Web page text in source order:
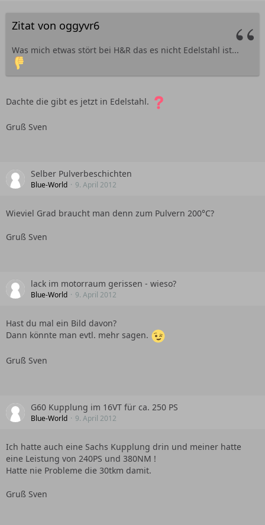
Zitat von oggyvr6
Was mich etwas stört bei H&R das es nicht Edelstahl ist...
Dachte die gibt es jetzt in Edelstahl.
Gruß Sven
Selber Pulverbeschichten
Blue-World 9. April 2012
Wieviel Grad braucht man denn zum Pulvern 200°C?
Gruß Sven
lack im motorraum gerissen - wieso?
Blue-World 9. April 2012
Hast du mal ein Bild davon?
Dann könnte man evtl. mehr sagen.
Gruß Sven
G60 Kupplung im 16VT für ca. 250 PS
Blue-World 9. April 2012
Ich hatte auch eine Sachs Kupplung drin und meiner hatte
eine Leistung von 240PS und 380NM !
Hatte nie Probleme die 30tkm damit.
Gruß Sven